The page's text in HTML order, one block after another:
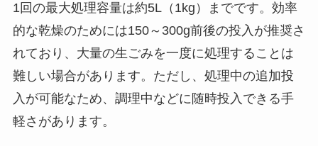
1回の最大処理容量は約5L（1kg）までです。効率
的な乾燥のためには150～300g前後の投入が推奨さ
れており、大量の生ごみを一度に処理することは
難しい場合があります。ただし、処理中の追加投
入が可能なため、調理中などに随時投入できる手
軽さがあります。